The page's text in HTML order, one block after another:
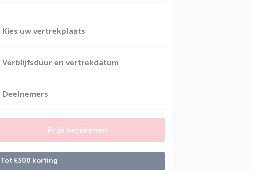
Kies uw vertrekplaats
Verblijfsduur en vertrekdatum
Deelnemers
Prijs berekenen
Tot €300 korting